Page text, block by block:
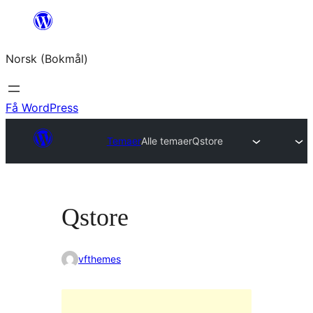
Hopp
innhold
Norsk (Bokmål)
Få WordPress
TemaerAlle temaerQstore
Qstore
vfthemes